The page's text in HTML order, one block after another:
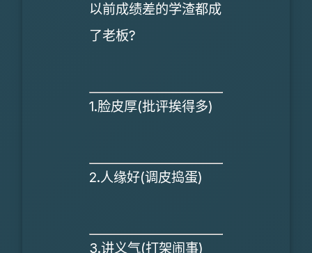
以前成绩差的学渣都成
了老板?
1.脸皮厚(批评挨得多)
2.人缘好(调皮捣蛋)
3.讲义气(打架闹事)